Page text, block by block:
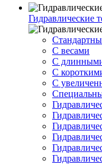
Гидравлические
С весами
С
С
С